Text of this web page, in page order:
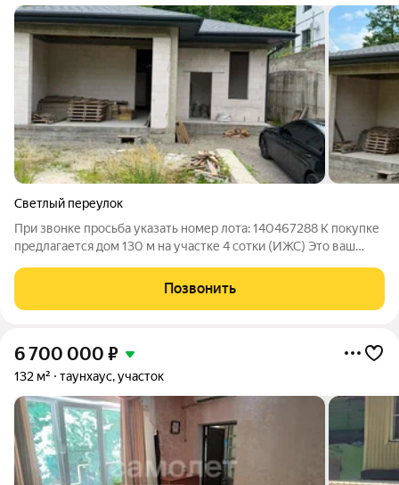
Светлый переулок
При звонке просьба указать номер лота: 140467288 К покупке
предлагается дом 130 м на участке 4 сотки (ИЖС) Это ваш
ваши мечты Что сделано и что можно сделать:Выполнены все
необходимые черновые
Позвонить
6 700 000 ₽
132 м² таунхаус, участок